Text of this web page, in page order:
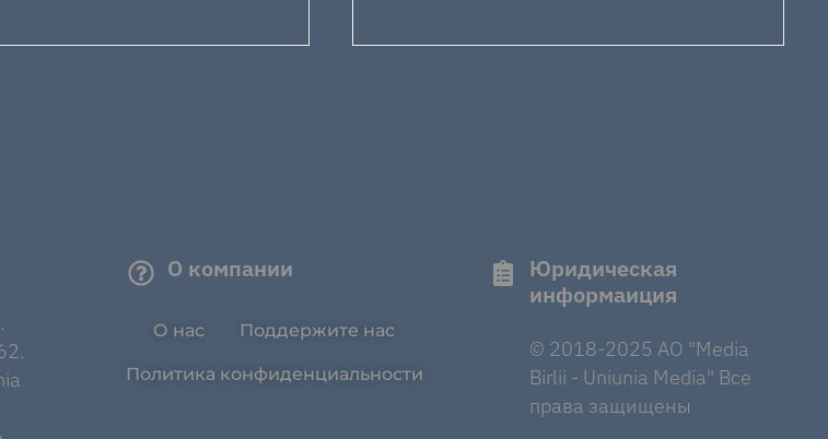
О компании
О нас Поддержите нас
Политика конфиденциальности
Юридическая
информаиция
© 2018-2025 AO "Media
Birlii - Uniunia Media" Все
права защищены